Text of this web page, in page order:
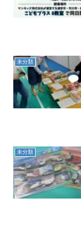
未分類
未分類